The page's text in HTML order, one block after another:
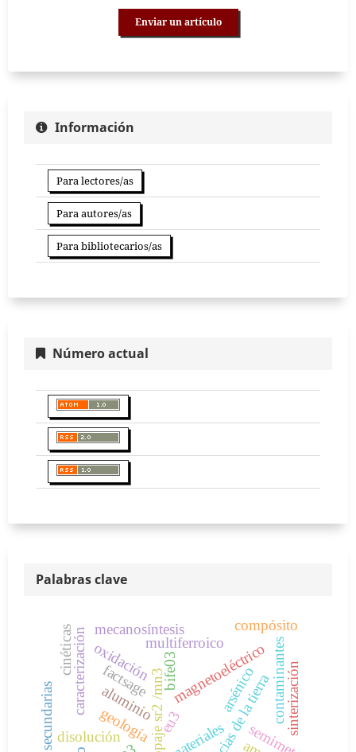
Enviar un artículo
Información
Para lectores/as
Para autores/as
Para bibliotecarios/as
Número actual
Palabras clave
bife03
multiferroico
co-dopaje sr2 /mn3
mecanosíntesis
magnetoeléctrico
materialesciencias de la tierra
geología
arsénico
semimetal
caracterización
disolución
sinterización
eu3
factsage contaminantes
cinéticas
aluminio
compósito
oxidación